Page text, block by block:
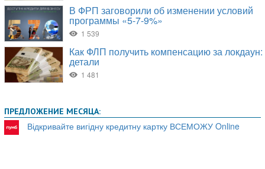
ПРЕДЛОЖЕНИЕ МЕСЯЦА:
Відкривайте вигідну кредитну картку ВСЕМОЖУ Online